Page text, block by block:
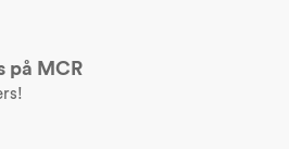
på MCR